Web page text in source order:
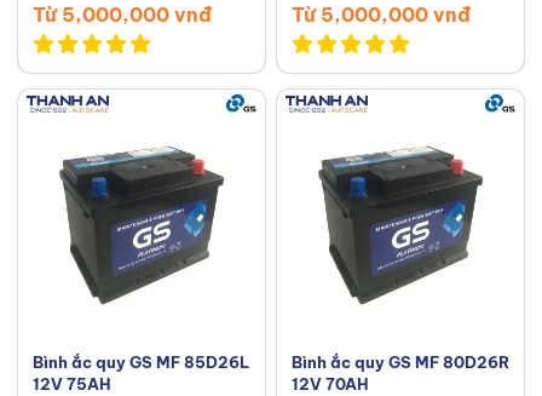
Từ 5,000,000 vnđ Từ 5,000,000 vnđ
Bình ắc quy GS MF 85D26L
12V 75AH
Bình ắc quy GS MF 80D26R
12V 70AH